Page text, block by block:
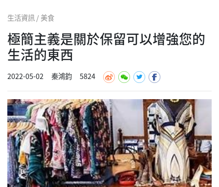
生活資訊 / 美食
極簡主義是關於保留可以增強您的
生活的東西
2022-05-02 秦鴻鈞 5824